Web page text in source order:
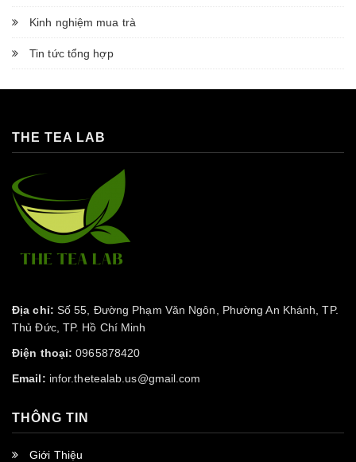
Kinh nghiệm mua trà
Tin tức tổng hợp
THE TEA LAB
Địa chỉ: Số 55, Đường Phạm Văn Ngôn, Phường An Khánh, TP.
Thủ Đức, TP. Hồ Chí Minh
Điện thoại: 0965878420
Email: infor.thetealab.us@gmail.com
THÔNG TIN
Giới Thiệu